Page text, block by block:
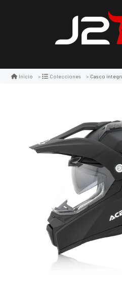
Inicio Colecciones Casco